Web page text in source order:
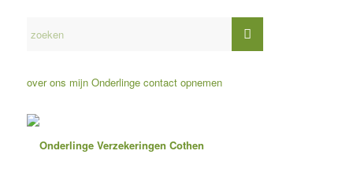
over ons mijn Onderlinge contact opnemen